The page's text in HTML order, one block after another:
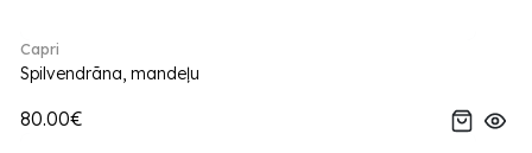
Capri
Spilvendrāna, mandeļu
80.00€